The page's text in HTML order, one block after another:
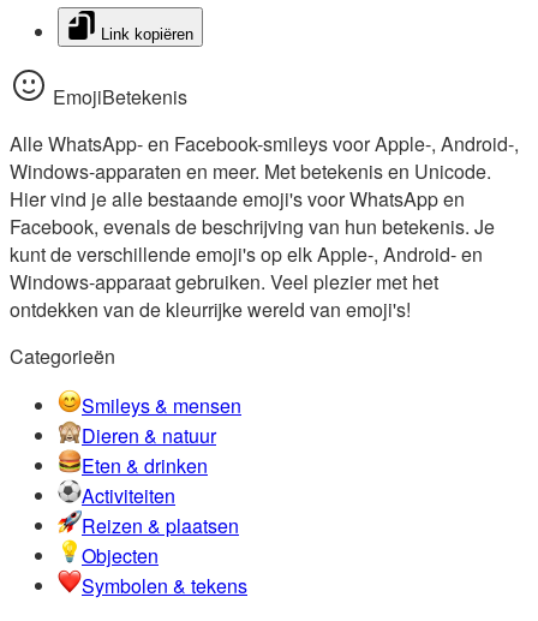
Link kopiëren
EmojiBetekenis
Alle WhatsApp- en Facebook-smileys voor Apple-, Android-,
Windows-apparaten en meer. Met betekenis en Unicode.
Hier vind je alle bestaande emoji's voor WhatsApp en
Facebook, evenals de beschrijving van hun betekenis. Je
kunt de verschillende emoji's op elk Apple-, Android- en
Windows-apparaat gebruiken. Veel plezier met het
ontdekken van de kleurrijke wereld van emoji's!
Categorieën
Smileys & mensen
Dieren & natuur
Eten & drinken
Activiteiten
Reizen & plaatsen
Objecten
Symbolen & tekens